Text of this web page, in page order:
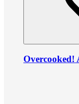
Overcooked!